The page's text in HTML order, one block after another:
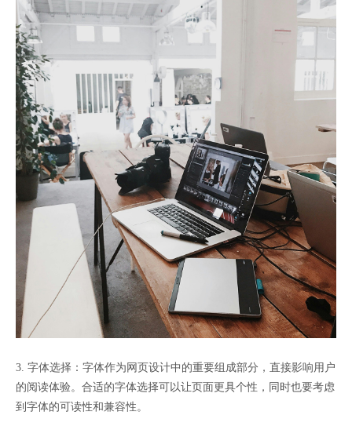
3. 字体选择：字体作为网页设计中的重要组成部分，直接影响用户
的阅读体验。合适的字体选择可以让页面更具个性，同时也要考虑
到字体的可读性和兼容性。